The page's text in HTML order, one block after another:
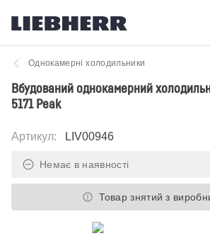
Однокамерні холодильники
Вбудований однокамерний
5171 Peak
Артикул: LIV00946
Немає в наявності
Товар знятий з